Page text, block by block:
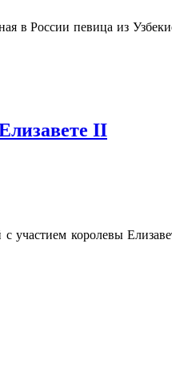
в России певица из
II
королевы